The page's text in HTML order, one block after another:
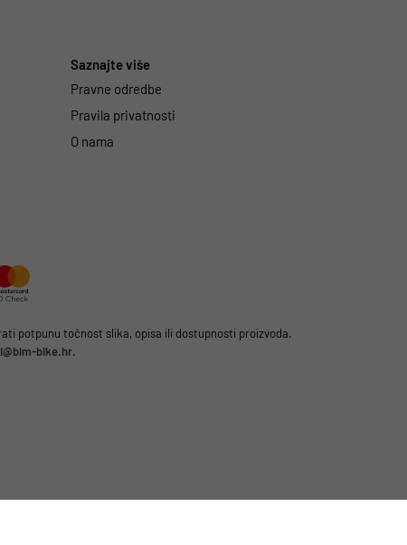
Saznajte više
Pravne odredbe
Pravila privatnosti
O nama
potpunu točnost slika, opisa ili dostupnosti proizvoda.
bike.hr.